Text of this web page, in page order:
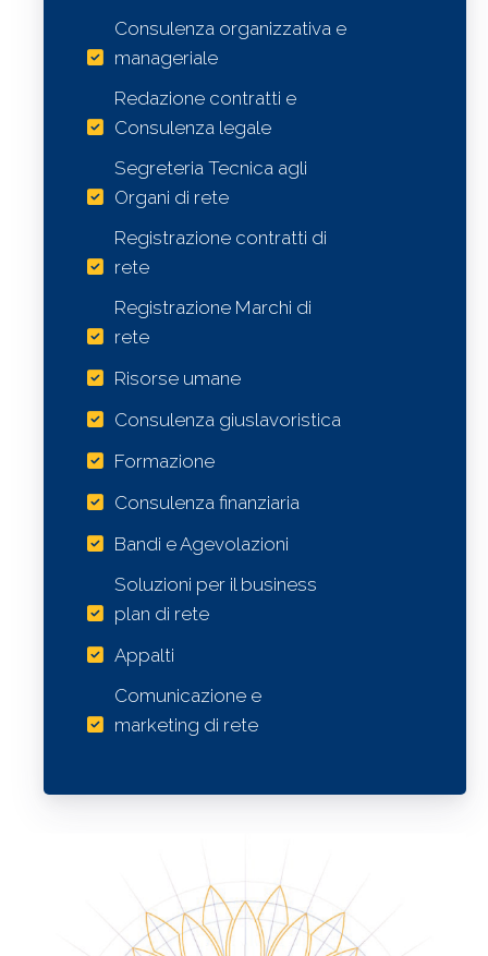
Consulenza organizzativa e
manageriale
Redazione contratti e
Consulenza legale
Segreteria Tecnica agli
Organi di rete
Registrazione contratti di
rete
Registrazione Marchi di
rete
Risorse umane
Consulenza giuslavoristica
Formazione
Consulenza finanziaria
Bandi e Agevolazioni
Soluzioni per il business
plan di rete
Appalti
Comunicazione e
marketing di rete